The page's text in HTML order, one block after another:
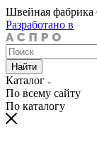
Швейная
Разработано в
Найти
Каталог
По всему сайту
По каталогу